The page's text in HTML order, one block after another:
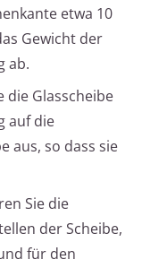
etwa 10
Gewicht der
ab.
die Glasscheibe
auf die
aus, so dass sie
Sie die
der Scheibe,
für den